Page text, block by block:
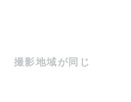
撮影地域が同じ